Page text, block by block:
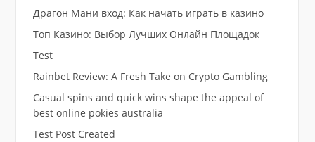
Драгон Мани вход: Как начать играть в казино
Топ Казино: Выбор Лучших Онлайн Площадок
Test
Rainbet Review: A Fresh Take on Crypto Gambling
Casual spins and quick wins shape the appeal of
best online pokies australia
Test Post Created